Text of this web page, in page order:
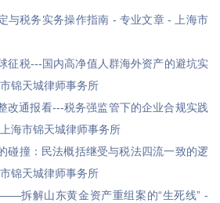
与税务实务操作指南 - 专业文章 - 上海市
征税---国内高净值人群海外资产的避坑实
锦天城律师事务所
改通报看---税务强监管下的企业合规实践
海市锦天城律师事务所
碰撞：民法概括继受与税法四流一致的逻
锦天城律师事务所
拆解山东黄金资产重组案的“生死线” -